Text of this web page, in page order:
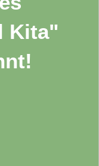
Kita"